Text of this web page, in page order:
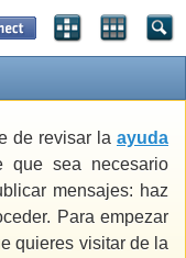
de revisar la ayuda
que sea necesario
mensajes: haz
Para empezar
quieres visitar de la